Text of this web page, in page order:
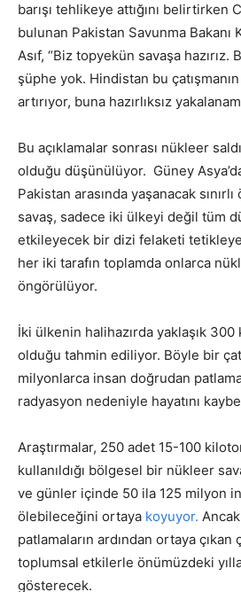
barışı tehlikeye attığını belirtirken
bulunan Pakistan Savunma Bakanı
Asıf, “Biz topyekün savaşa hazırız.
şüphe yok. Hindistan bu
artırıyor, buna hazırlıksız
Bu açıklamalar sonrası nükleer
olduğu düşünülüyor. Güney
Pakistan arasında yaşanacak
savaş, sadece iki ülkeyi değil tüm
etkileyecek bir dizi felaketi
her iki tarafın toplamda onlarca
öngörülüyor.
İki ülkenin halihazırda yaklaşık 300
olduğu tahmin ediliyor. Böyle bir
milyonlarca insan doğrudan
radyasyon nedeniyle hayatını
Araştırmalar, 250 adet 15-100
kullanıldığı bölgesel bir nükleer
ve günler içinde 50 ila 125 milyon
ölebileceğini ortaya koyuyor. Ancak
patlamaların ardından ortaya
toplumsal etkilerle önümüzdeki
gösterecek.